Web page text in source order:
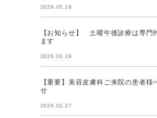
2026.05.18
【お知らせ】 土曜午後診療は専門
ます
2026.03.28
【重要】美容皮膚科ご来院の患者様
せ
2026.02.27